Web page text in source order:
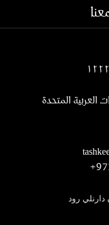
العربية المتحدة
رود